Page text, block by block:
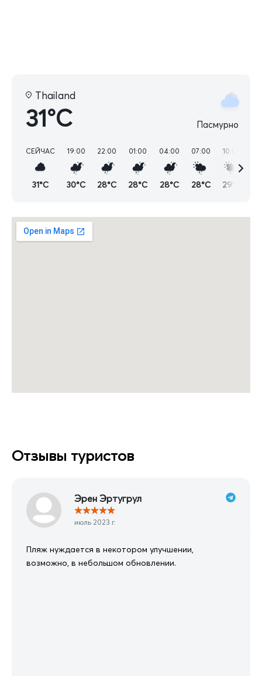
Thailand
31°C Пасмурно
СЕЙЧАС
31°C
19:00
30°C
22:00
28°C
01:00
28°C
04:00
28°C
07:00
28°C
10:00
29°C
Отзывы туристов
Эрен Эртугрул
★★★★★
июль 2023 г.
Пляж нуждается в некотором улучшении,
возможно, в небольшом обновлении.